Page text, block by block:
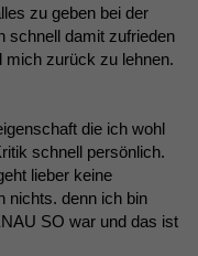
zu geben bei der
schnell damit zufrieden
mich zurück zu lehnen.
die ich wohl
schnell persönlich.
lieber keine
nichts. denn ich bin
SO war und das ist